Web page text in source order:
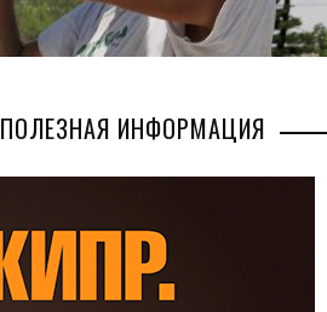
ПОЛЕЗНАЯ ИНФОРМАЦИЯ